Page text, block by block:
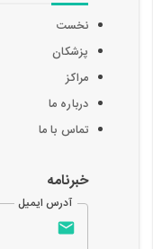
نخست
پزشکان
مراکز
درباره ما
تماس با ما
خبرنامه
آدرس ایمیل